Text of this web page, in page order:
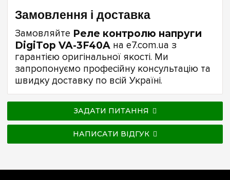
Замовлення і доставка
Замовляйте Реле контролю напруги
DigiTop VA-3F40A на e7.com.ua з
гарантією оригінальної якості. Ми
запропонуємо професійну консультацію та
швидку доставку по всій Україні.
ЗАДАТИ ПИТАННЯ
НАПИСАТИ ВІДГУК